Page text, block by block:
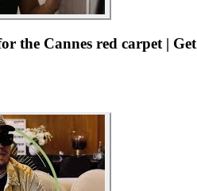
the Cannes red carpet |